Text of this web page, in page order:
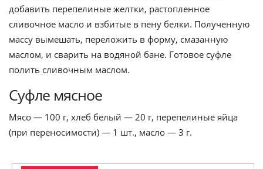
добавить перепелиные желтки, растопленное
сливочное масло и взбитые в пену белки. Полученную
массу вымешать, переложить в форму, смазанную
маслом, и сварить на водяной бане. Готовое суфле
полить сливочным маслом.
Суфле мясное
Мясо — 100 г, хлеб белый — 20 г, перепелиные яйца
(при переносимости) — 1 шт., масло — 3 г.